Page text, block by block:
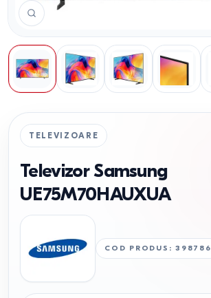
TELEVIZOARE
Televizor Samsung
UE75M70HAUXUA
COD PRODUS :398786